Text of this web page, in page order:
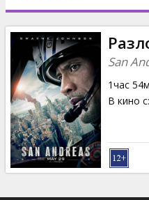
Новости
Подарки
Кинозакуски
B2B
Клуб
San
1час
В кино с: